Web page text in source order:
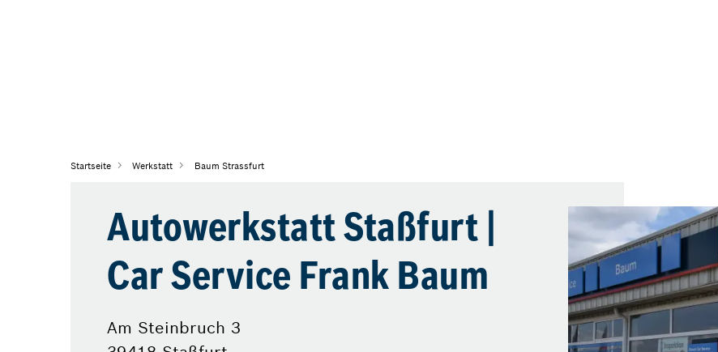
Startseite Werkstatt Baum Strassfurt
Autowerkstatt Staßfurt |
Car Service Frank Baum
Am Steinbruch 3